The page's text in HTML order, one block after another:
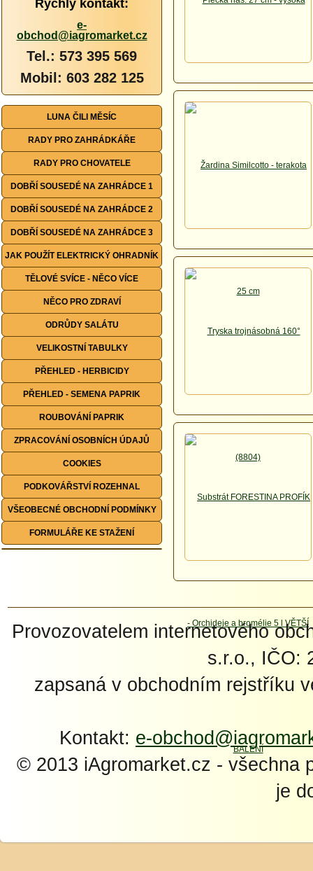
Rychlý kontakt:
e-
obchod@iagromarket.cz
Tel.: 573 395 569
Mobil: 603 282 125
LUNA ČILI MĚSÍC
RADY PRO ZAHRÁDKÁŘE
RADY PRO CHOVATELE
DOBŘÍ SOUSEDÉ NA ZAHRÁDCE 1
DOBŘÍ SOUSEDÉ NA ZAHRÁDCE 2
DOBŘÍ SOUSEDÉ NA ZAHRÁDCE 3
JAK POUŽÍT ELEKTRICKÝ OHRADNÍK
TĚLOVÉ SVÍCE - NĚCO VÍCE
NĚCO PRO ZDRAVÍ
ODRŮDY SALÁTU
VELIKOSTNÍ TABULKY
PŘEHLED - HERBICIDY
PŘEHLED - SEMENA PAPRIK
ROUBOVÁNÍ PAPRIK
ZPRACOVÁNÍ OSOBNÍCH ÚDAJŮ
COOKIES
PODKOVÁŘSTVÍ ROZEHNAL
VŠEOBECNÉ OBCHODNÍ PODMÍNKY
FORMULÁŘE KE STAŽENÍ
Provozovatelem internetového
s.r.o., IČO:
zapsaná v obchodním rejstříku
Kontakt: e-
© 2013 iAgromarket.cz - všechna
je